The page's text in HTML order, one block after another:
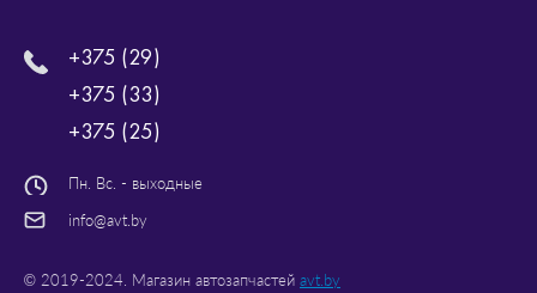
+375 (29)
+375 (33)
+375 (25)
Пн. Вс. - выходные
info@avt.by
© 2019-2024. Магазин автозапчастей avt.by